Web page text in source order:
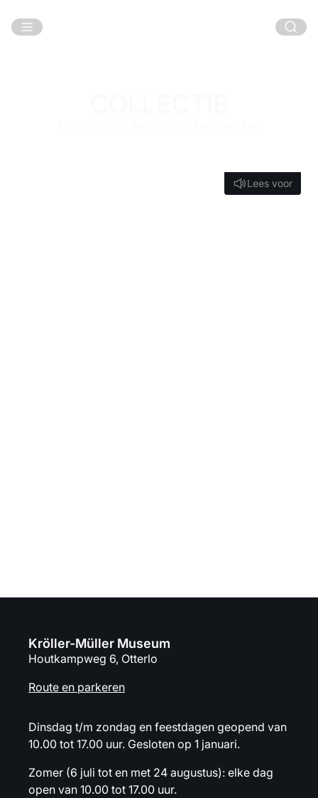
Lees voor
Lees voor
Kröller-Müller Museum
Houtkampweg 6, Otterlo
Route en parkeren
Dinsdag t/m zondag en feestdagen geopend van
10.00 tot 17.00 uur. Gesloten op 1 januari.
Zomer (6 juli tot en met 24 augustus): elke dag
open van 10.00 tot 17.00 uur.